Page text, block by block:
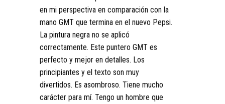
en mi perspectiva en comparación con la
mano GMT que termina en el nuevo Pepsi.
La pintura negra no se aplicó
correctamente. Este puntero GMT es
perfecto y mejor en detalles. Los
principiantes y el texto son muy
divertidos. Es asombroso. Tiene mucho
carácter para mí. Tengo un hombre que